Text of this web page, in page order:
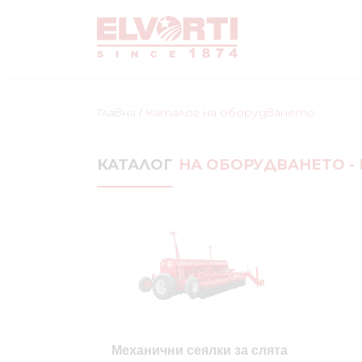
Главна / Каталог на оборудването
КАТАЛОГ НА ОБОРУДВАНЕТО -
Механични сеялки за слята